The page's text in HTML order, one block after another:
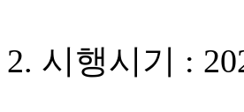
2. 시행시기 :